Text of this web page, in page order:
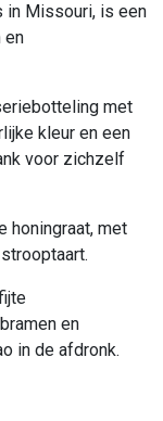
in Missouri, is een
en
met
kleur en een
voor zichzelf
honingraat, met
en
in de afdronk.